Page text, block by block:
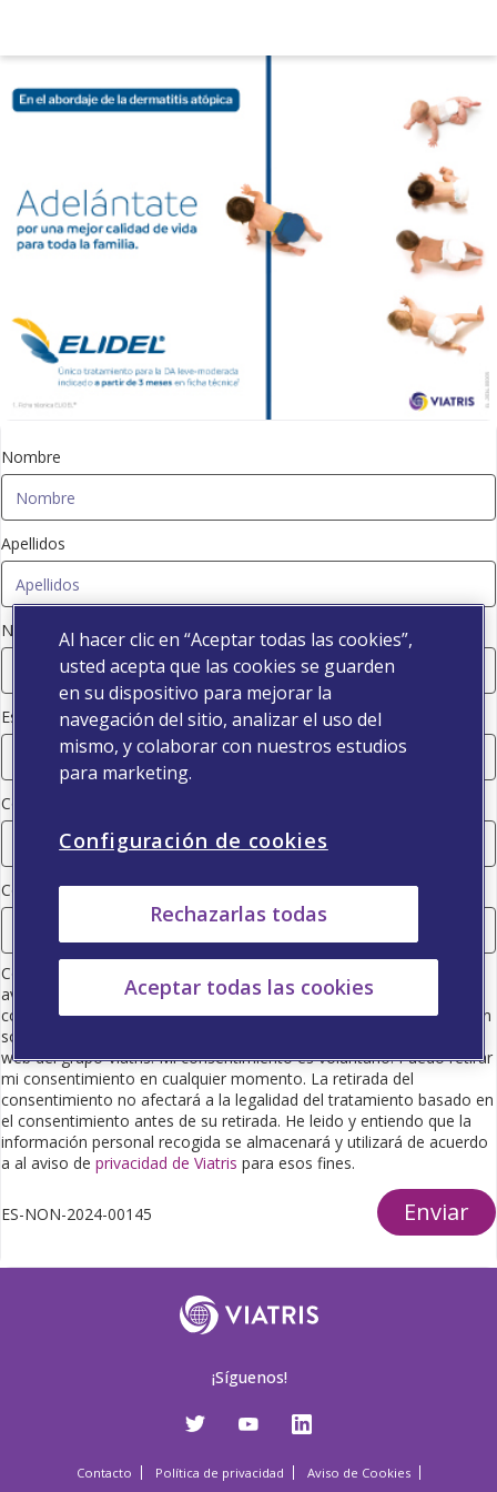
Nombre
Apellidos
Número de colegiado
Especialidad
Código postal
Correo electrónico
Consiento que Viatris (consulte la información de la empresa en el
aviso de protección de datos) utilice mis datos de contacto
comercial para proporcionarme información científica e información
sobre productos farmacéuticos, así como de eventos o seminarios
web del grupo Viatris. Mi consentimiento es voluntario. Puedo retirar
mi consentimiento en cualquier momento. La retirada del
consentimiento no afectará a la legalidad del tratamiento basado en
el consentimiento antes de su retirada. He leido y entiendo que la
información personal recogida se almacenará y utilizará de acuerdo
a al aviso de privacidad de Viatris para esos fines.
ES-NON-2024-00145 Enviar
¡Síguenos!
Contacto Política de privacidad
Aviso de Cookies
Al hacer clic en “Aceptar todas las cookies”,
usted acepta que las cookies se guarden
en su dispositivo para mejorar la
navegación del sitio, analizar el uso del
mismo, y colaborar con nuestros estudios
para marketing.
Configuración de cookies
Rechazarlas todas
Aceptar todas las cookies